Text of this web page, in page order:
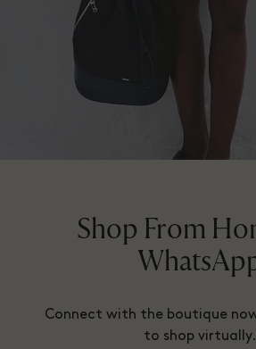
Shop From
Connect with the boutique
to shop virtually.